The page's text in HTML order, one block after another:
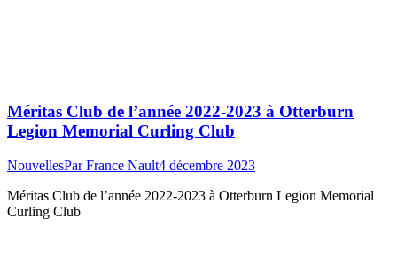
Méritas Club de l’année 2022-2023 à Otterburn
Legion Memorial Curling Club
NouvellesParFrance Nault4 décembre 2023
Méritas Club de l’année 2022-2023 à Otterburn Legion Memorial
Curling Club